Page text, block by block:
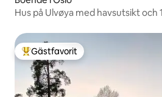
Hus på Ulvøya med havsutsikt och
Populär gästfavorit
Gästfavorit